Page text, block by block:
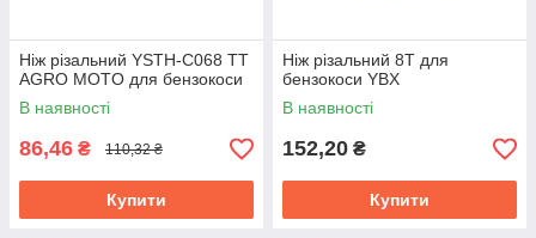
Ніж різальний YSTH-C068 TT
AGRO MOTO для бензокоси
В наявності
86,46 ₴ 110,32 ₴
Купити
Ніж різальний 8Т для
бензокоси YBX
В наявності
152,20 ₴
Купити